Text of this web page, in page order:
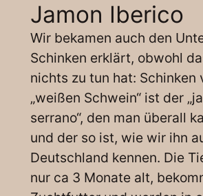
Jamon Iberico
Wir bekamen auch den
Schinken erklärt, obwohl
nichts zu tun hat: Schinken
„weißen Schwein“ ist der
serrano“, den man überall
und der so ist, wie wir ihn
Deutschland kennen. Die
nur ca 3 Monate alt,